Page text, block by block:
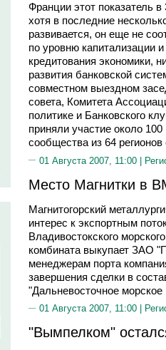
Франции этот показатель
хотя в последние
развивается, он еще не
по уровню капитализации
кредитования экономики,
развития банковской
совместном выездном
совета, Комитета
политике и Банковского
приняли участие около
сообщества из 64
01 Августа 2007, 11:00 |
Место Магнитки в
Магнитогорский
интерес к экспортным
Владивостокского
комбината выкупает ЗАО
менеджерам порта
завершения сделки в
"Дальневосточное
01 Августа 2007, 11:00 |
"Вымпелком"